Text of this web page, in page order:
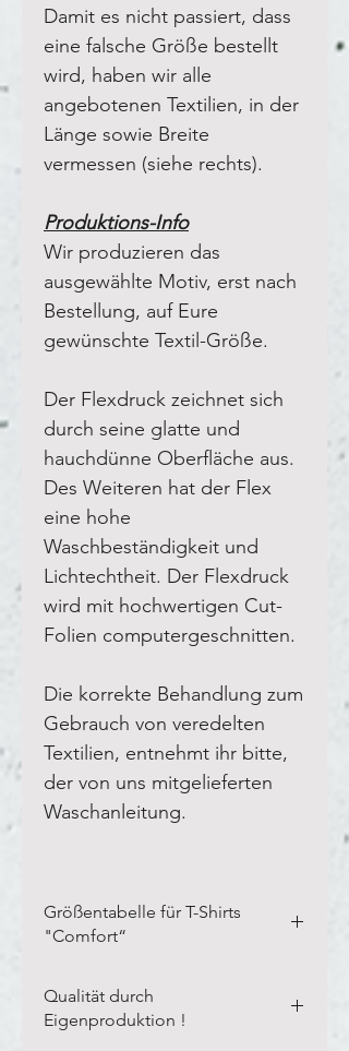
Damit es nicht passiert, dass
eine falsche Größe bestellt
wird, haben wir alle
angebotenen Textilien, in der
Länge sowie Breite
vermessen (siehe rechts).
Produktions-Info
Wir produzieren das
ausgewählte Motiv, erst nach
Bestellung, auf Eure
gewünschte Textil-Größe.
Der Flexdruck zeichnet sich
durch seine glatte und
hauchdünne Oberfläche aus.
Des Weiteren hat der Flex
eine hohe
Waschbeständigkeit und
Lichtechtheit. Der Flexdruck
wird mit hochwertigen Cut-
Folien computergeschnitten.
Die korrekte Behandlung zum
Gebrauch von veredelten
Textilien, entnehmt ihr bitte,
der von uns mitgelieferten
Waschanleitung.
Größentabelle für T-Shirts
"Comfort“
Textilien in der Breite und Länge,
wie auf unserem Blanco-Textil
Qualität durch
Eigenproduktion !